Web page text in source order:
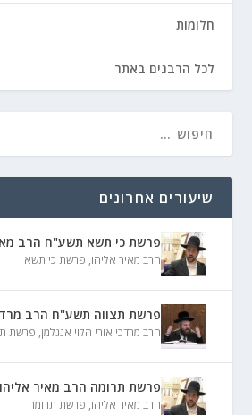
חלומות
לכל הרבנים באתר
שיעורים אחרונים
פרשת כי תשא תשע"ח הרב
הרב מאיר אליהו, פרשת כי תשא
פרשת תצווה תשע"ח הרב
הרב מרדכי אורי הלוי אנגלמן, פרשת
פרשת תרומה הרב מאיר אליהו
הרב מאיר אליהו, פרשת תרומה